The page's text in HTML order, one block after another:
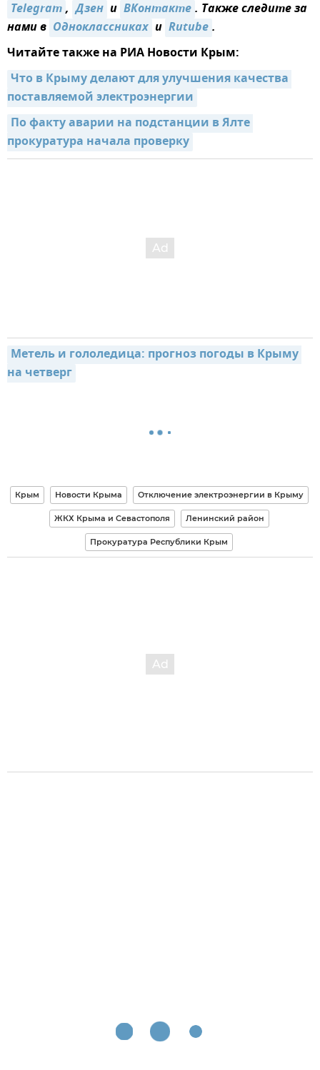
Telegram, Дзен и ВКонтакте. Также следите за
нами в Одноклассниках и Rutube.
Читайте также на РИА Новости Крым:
Что в Крыму делают для улучшения качества
поставляемой электроэнергии
По факту аварии на подстанции в Ялте
прокуратура начала проверку
Метель и гололедица: прогноз погоды в Крыму
на четверг
Крым Новости Крыма Отключение электроэнергии в Крыму
ЖКХ Крыма и Севастополя Ленинский район
Прокуратура Республики Крым